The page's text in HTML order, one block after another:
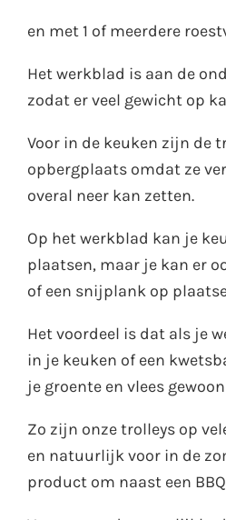
en met 1 of meerdere
Het werkblad is aan de
zodat er veel gewicht op
Voor in de keuken zijn de
opbergplaats omdat ze
overal neer kan zetten.
Op het werkblad kan je
plaatsen, maar je kan er
of een snijplank op
Het voordeel is dat als je
in je keuken of een
je groente en vlees
Zo zijn onze trolleys op
en natuurlijk voor in de
product om naast een